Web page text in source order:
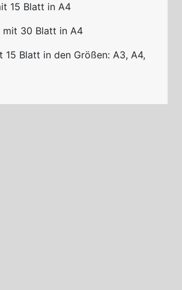
15 Blatt in A4
mit 30 Blatt in A4
Blatt in den Größen: A3, A4,